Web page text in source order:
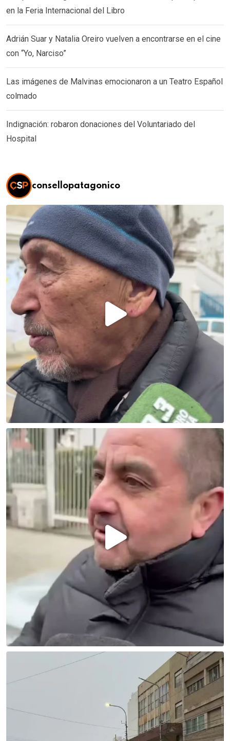
en la Feria Internacional del Libro
Adrián Suar y Natalia Oreiro vuelven a encontrarse en el cine
con “Yo, Narciso”
Las imágenes de Malvinas emocionaron a un Teatro Español
colmado
Indignación: robaron donaciones del Voluntariado del
Hospital
consellopatagonico